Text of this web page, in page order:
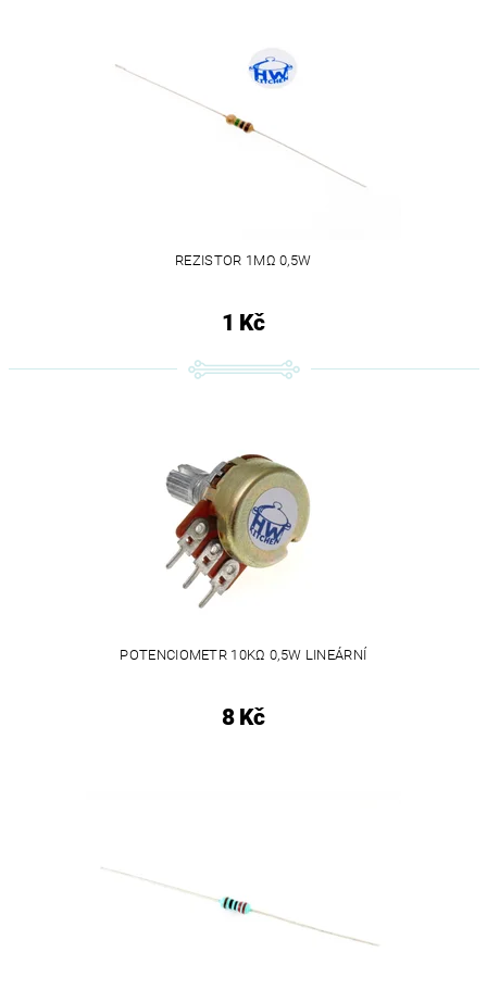
REZISTOR 1MΩ 0,5W
1 Kč
POTENCIOMETR 10KΩ 0,5W LINEÁRNÍ
8 Kč